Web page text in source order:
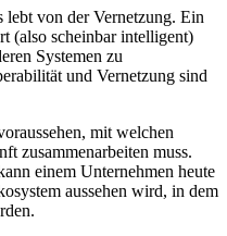
von der Vernetzung. Ein
(also scheinbar intelligent)
Systemen zu
und Vernetzung sind
mit welchen
zusammenarbeiten muss.
einem Unternehmen heute
aussehen wird, in dem